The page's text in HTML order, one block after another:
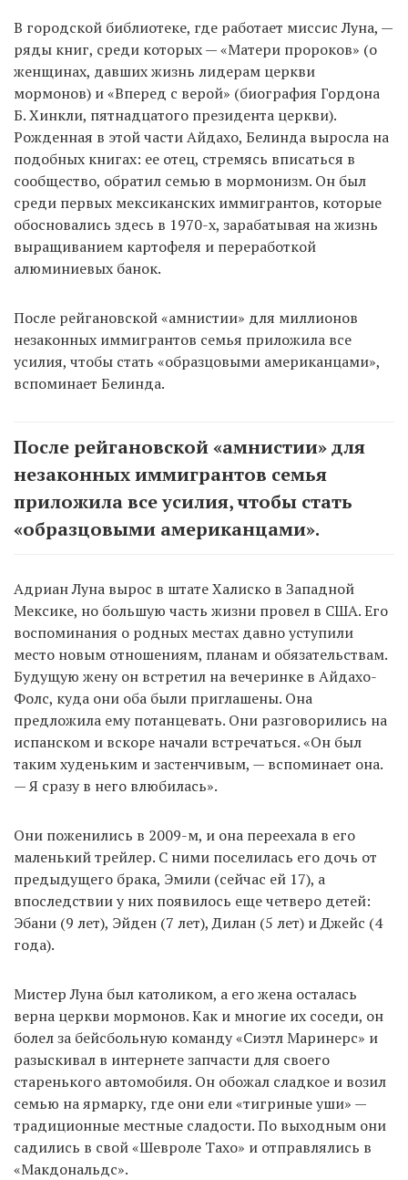
В городской библиотеке, где работает миссис Луна, —
ряды книг, среди которых — «Матери пророков» (о
женщинах, давших жизнь лидерам церкви
мормонов) и «Вперед с верой» (биография Гордона
Б. Хинкли, пятнадцатого президента церкви).
Рожденная в этой части Айдахо, Белинда выросла на
подобных книгах: ее отец, стремясь вписаться в
сообщество, обратил семью в мормонизм. Он был
среди первых мексиканских иммигрантов, которые
обосновались здесь в 1970-х, зарабатывая на жизнь
выращиванием картофеля и переработкой
алюминиевых банок.
После рейгановской «амнистии» для миллионов
незаконных иммигрантов семья приложила все
усилия, чтобы стать «образцовыми американцами»,
вспоминает Белинда.
После рейгановской «амнистии» для
незаконных иммигрантов семья
приложила все усилия, чтобы стать
«образцовыми американцами».
Адриан Луна вырос в штате Халиско в Западной
Мексике, но большую часть жизни провел в США. Его
воспоминания о родных местах давно уступили
место новым отношениям, планам и обязательствам.
Будущую жену он встретил на вечеринке в Айдахо-
Фолс, куда они оба были приглашены. Она
предложила ему потанцевать. Они разговорились на
испанском и вскоре начали встречаться. «Он был
таким худеньким и застенчивым, — вспоминает она.
— Я сразу в него влюбилась».
Они поженились в 2009-м, и она переехала в его
маленький трейлер. С ними поселилась его дочь от
предыдущего брака, Эмили (сейчас ей 17), а
впоследствии у них появилось еще четверо детей:
Эбани (9 лет), Эйден (7 лет), Дилан (5 лет) и Джейс (4
года).
Мистер Луна был католиком, а его жена осталась
верна церкви мормонов. Как и многие их соседи, он
болел за бейсбольную команду «Сиэтл Маринерс» и
разыскивал в интернете запчасти для своего
старенького автомобиля. Он обожал сладкое и возил
семью на ярмарку, где они ели «тигриные уши» —
традиционные местные сладости. По выходным они
садились в свой «Шевроле Тахо» и отправлялись в
«Макдональдс».